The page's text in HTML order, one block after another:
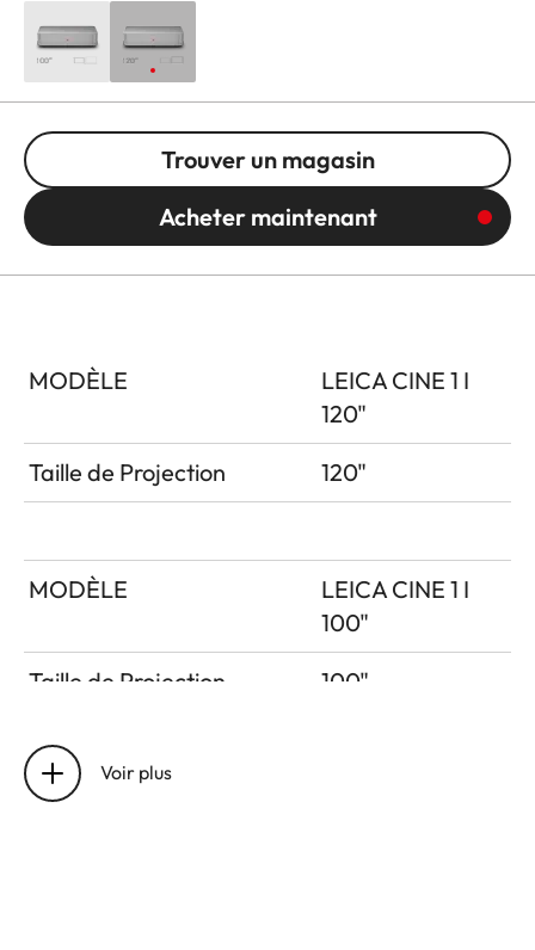
Trouver un magasin
Acheter maintenant
MODÈLE
LEICA CINE 1 I
120"
Taille de Projection
120"
MODÈLE
LEICA CINE 1 I
100"
Taille de Projection
100"
Résolution
Voir plus